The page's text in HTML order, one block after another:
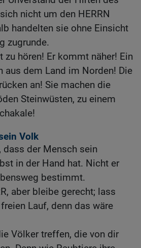
nicht um den HERRN
handelten sie ohne Einsicht
zugrunde.
zu hören! Er kommt näher! Ein
aus dem Land im Norden! Die
an! Sie machen die
Steinwüsten, zu einem
Volk
dass der Mensch sein
in der Hand hat. Nicht er
bestimmt.
aber bleibe gerecht; lass
Lauf, denn das wäre
Völker treffen, die von dir